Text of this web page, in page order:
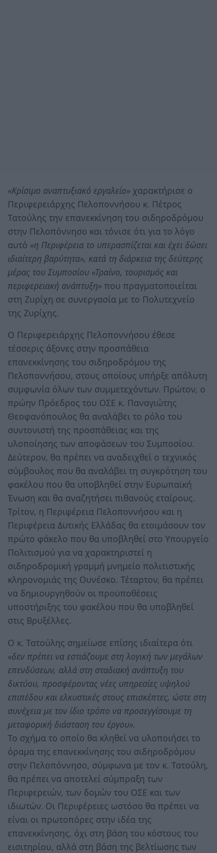
«Κρίσιμο αναπτυξιακό εργαλείο» χαρακτήρισε ο
Περιφερειάρχης Πελοποννήσου κ. Πέτρος
Τατούλης την επανεκκίνηση του σιδηροδρόμου
στην Πελοπόννησο και τόνισε ότι για το λόγο
αυτό «η Περιφέρεια το υπερασπίζεται και έχει δώσει
ιδιαίτερη βαρύτητα», κατά τη διάρκεια της δεύτερης
μέρας του Συμποσίου «Τραίνο, τουρισμός και
περιφερειακή ανάπτυξη» που πραγματοποιείται
στη Ζυρίχη σε συνεργασία με το Πολυτεχνείο
της Ζυρίχης.
Ο Περιφερειάρχης Πελοποννήσου έθεσε
τέσσερις άξονες στην προσπάθεια
επανεκκίνησης του σιδηροδρόμου της
Πελοποννήσου, στους οποίους υπήρξε απόλυτη
συμφωνία όλων των συμμετεχόντων. Πρώτον, ο
πρώην Πρόεδρος του ΟΣΕ κ. Παναγιώτης
Θεοφανόπουλος θα αναλάβει το ρόλο του
συντονιστή της προσπάθειας και της
υλοποίησης των αποφάσεων του Συμποσίου.
Δεύτερον, θα πρέπει να αναδειχθεί ο τεχνικός
σύμβουλος που θα αναλάβει τη συγκρότηση του
φακέλου που θα υποβληθεί στην Ευρωπαϊκή
Ένωση και θα αναζητήσει πιθανούς εταίρους.
Τρίτον, η Περιφέρεια Πελοποννήσου και η
Περιφέρεια Δυτικής Ελλάδας θα ετοιμάσουν τον
πρώτο φάκελο που θα υποβληθεί στο Υπουργείο
Πολιτισμού για να χαρακτηριστεί η
σιδηροδρομική γραμμή μνημείο πολιτιστικής
κληρονομιάς της Ουνέσκο. Τέταρτον, θα πρέπει
να δημιουργηθούν οι προϋποθέσεις
υποστήριξης του φακέλου που θα υποβληθεί
στις Βρυξέλλες.
Ο κ. Τατούλης σημείωσε επίσης ιδιαίτερα ότι
«δεν πρέπει να εστιάζουμε στη λογική των μεγάλων
επενδύσεων, αλλά στη σταδιακή ανάπτυξη του
δικτύου, προσφέροντας νέες υπηρεσίες υψηλού
επιπέδου και ελκυστικές στους επισκέπτες, ώστε στη
συνέχεια με τον ίδιο τρόπο να προσεγγίσουμε τη
μεταφορική διάσταση του έργου».
Το σχήμα το οποίο θα κληθεί να υλοποιήσει το
όραμα της επανεκκίνησης του σιδηροδρόμου
στην Πελοπόννησο, σύμφωνα με τον κ. Τατούλη,
θα πρέπει να αποτελεί σύμπραξη των
Περιφερειών, των δομών του ΟΣΕ και των
ιδιωτών. Οι Περιφέρειες ωστόσο θα πρέπει να
είναι οι πρωτοπόρες στην ιδέα της
επανεκκίνησης, όχι στη βάση του κόστους του
εισιτηρίου, αλλά στη βάση της βελτίωσης των